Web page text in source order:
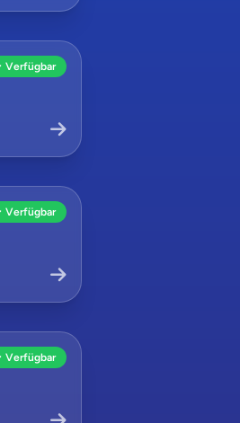
Verfügbar
Verfügbar
Verfügbar